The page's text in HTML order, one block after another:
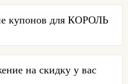
купонов для КОРОЛЬ
на скидку у вас